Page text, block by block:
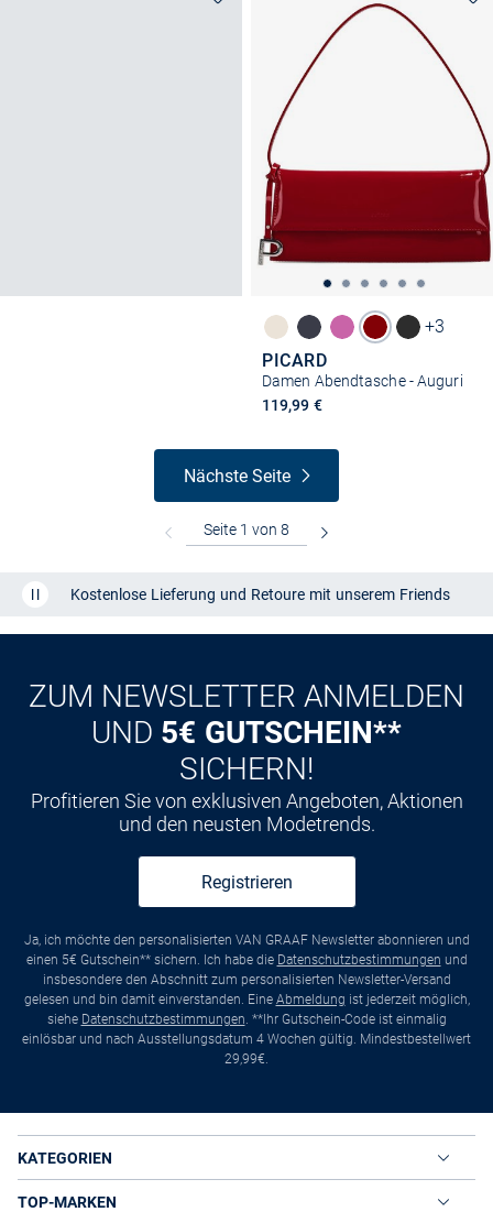
+3
PICARD
Damen Abendtasche - Auguri
119,99 €
Nächste Seite
Kostenlose Lieferung und Retoure mit unserem Friends
CLUB
Kauf aufRechnung
ZUM NEWSLETTER ANMELDEN
UND 5€ GUTSCHEIN**
SICHERN!
Profitieren Sie von exklusiven Angeboten, Aktionen
und den neusten Modetrends.
Registrieren
Ja, ich möchte den personalisierten VAN GRAAF Newsletter abonnieren und
einen 5€ Gutschein** sichern. Ich habe die Datenschutzbestimmungen und
insbesondere den Abschnitt zum personalisierten Newsletter-Versand
gelesen und bin damit einverstanden. Eine Abmeldung ist jederzeit möglich,
siehe Datenschutzbestimmungen. **Ihr Gutschein-Code ist einmalig
einlösbar und nach Ausstellungsdatum 4 Wochen gültig. Mindestbestellwert
29,99€.
KATEGORIEN
TOP-MARKEN